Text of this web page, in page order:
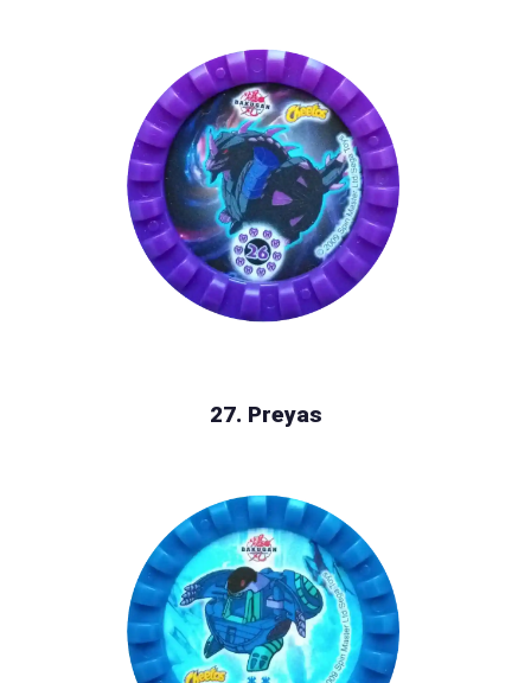
27. Preyas